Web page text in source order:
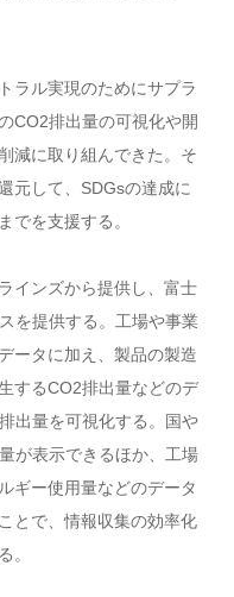
ラル実現のためにサプラ
CO2排出量の可視化や開
減に取り組んできた。そ
元して、SDGsの達成に
でを支援する。
インズから提供し、富士
を提供する。工場や事業
ータに加え、製品の製造
するCO2排出量などのデ
出量を可視化する。国や
が表示できるほか、工場
ギー使用量などのデータ
とで、情報収集の効率化
。